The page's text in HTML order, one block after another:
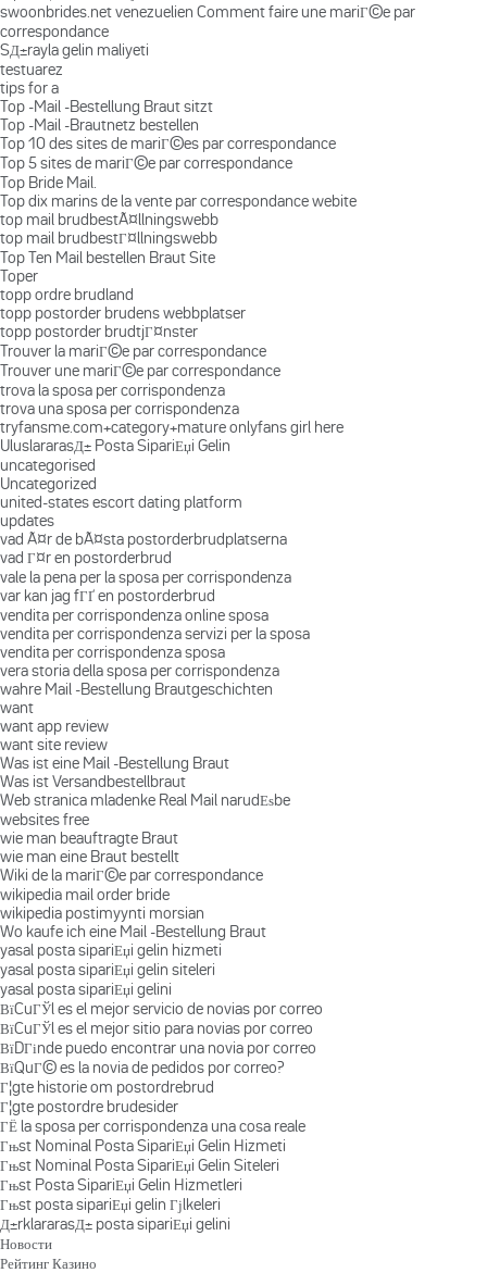
swoonbrides.net venezuelien Comment faire une mariГ©e par
correspondance
SД±rayla gelin maliyeti
testuarez
tips for a
Top -Mail -Bestellung Braut sitzt
Top -Mail -Brautnetz bestellen
Top 10 des sites de mariГ©es par correspondance
Top 5 sites de mariГ©e par correspondance
Top Bride Mail.
Top dix marins de la vente par correspondance webite
top mail brudbestÃ¤llningswebb
top mail brudbestГ¤llningswebb
Top Ten Mail bestellen Braut Site
Toper
topp ordre brudland
topp postorder brudens webbplatser
topp postorder brudtjГ¤nster
Trouver la mariГ©e par correspondance
Trouver une mariГ©e par correspondance
trova la sposa per corrispondenza
trova una sposa per corrispondenza
tryfansme.com+category+mature onlyfans girl here
UluslararasД± Posta SipariЕџi Gelin
uncategorised
Uncategorized
united-states escort dating platform
updates
vad Ã¤r de bÃ¤sta postorderbrudplatserna
vad Г¤r en postorderbrud
vale la pena per la sposa per corrispondenza
var kan jag fГҐ en postorderbrud
vendita per corrispondenza online sposa
vendita per corrispondenza servizi per la sposa
vendita per corrispondenza sposa
vera storia della sposa per corrispondenza
wahre Mail -Bestellung Brautgeschichten
want
want app review
want site review
Was ist eine Mail -Bestellung Braut
Was ist Versandbestellbraut
Web stranica mladenke Real Mail narudЕѕbe
websites free
wie man beauftragte Braut
wie man eine Braut bestellt
Wiki de la mariГ©e par correspondance
wikipedia mail order bride
wikipedia postimyynti morsian
Wo kaufe ich eine Mail -Bestellung Braut
yasal posta sipariЕџi gelin hizmeti
yasal posta sipariЕџi gelin siteleri
yasal posta sipariЕџi gelini
ВїCuГЎl es el mejor servicio de novias por correo
ВїCuГЎl es el mejor sitio para novias por correo
ВїDГіnde puedo encontrar una novia por correo
ВїQuГ© es la novia de pedidos por correo?
Г¦gte historie om postordrebrud
Г¦gte postordre brudesider
ГЁ la sposa per corrispondenza una cosa reale
Гњst Nominal Posta SipariЕџi Gelin Hizmeti
Гњst Nominal Posta SipariЕџi Gelin Siteleri
Гњst Posta SipariЕџi Gelin Hizmetleri
Гњst posta sipariЕџi gelin Гјlkeleri
Д±rklararasД± posta sipariЕџi gelini
Новости
Рейтинг Казино